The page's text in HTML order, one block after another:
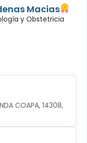
Macias
y Obstetricia
COAPA, 14308,